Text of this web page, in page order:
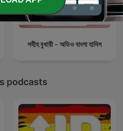
সহীহ বুখারী - অডিও বাংলা হাদিস
podcasts